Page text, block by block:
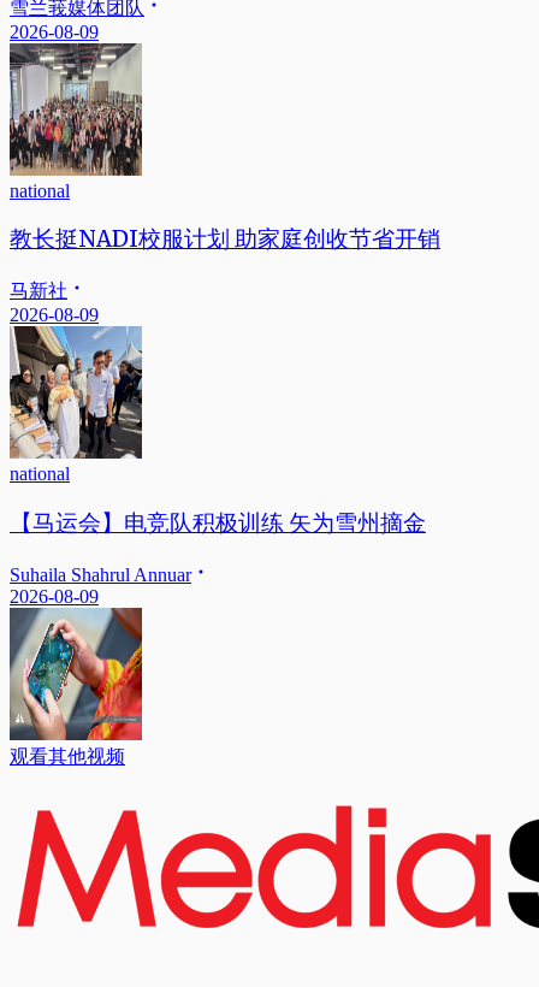
雪兰莪媒体团队
2026-08-09
national
教长挺NADI校服计划 助家庭创收节省开销
马新社
2026-08-09
national
【马运会】电竞队积极训练 矢为雪州摘金
Suhaila Shahrul Annuar
2026-08-09
观看其他视频